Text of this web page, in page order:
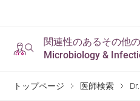
関連性のあるその他
Microbiology &
トップページ 医師検索